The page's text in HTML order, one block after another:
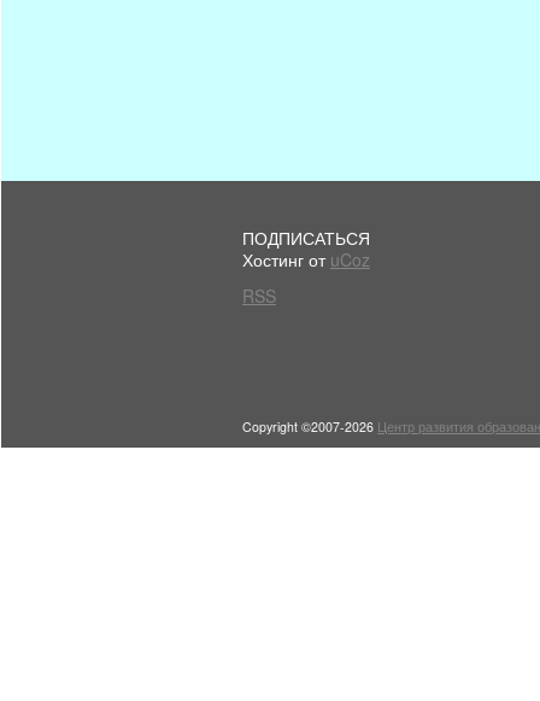
ПОДПИСАТЬСЯ
Хостинг от uCoz
RSS
Copyright ©2007-2026 Центр развития